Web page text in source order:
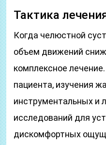
Тактика
Когда челюстной
объем движений
комплексное
пациента, изучения
инструментальных и
исследований для
дискомфортных